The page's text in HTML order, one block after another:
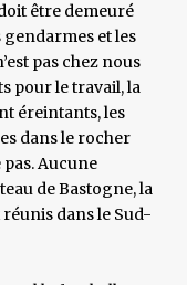
être demeuré
et les
pas chez nous
pour le travail, la
éreintants, les
dans le rocher
Aucune
de Bastogne, la
dans le Sud-